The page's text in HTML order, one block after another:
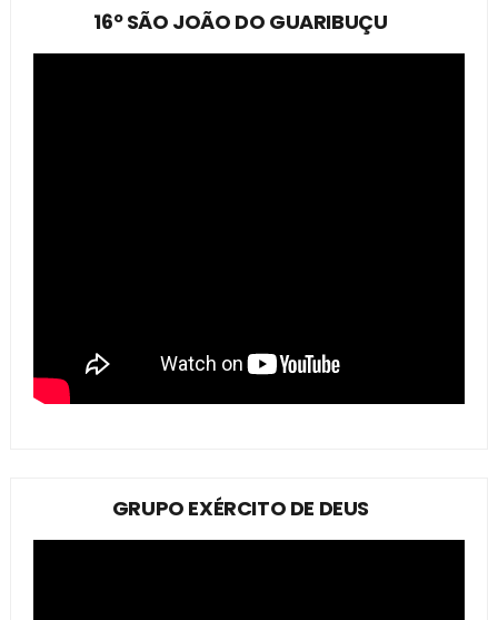
16º SÃO JOÃO DO GUARIBUÇU
GRUPO EXÉRCITO DE DEUS